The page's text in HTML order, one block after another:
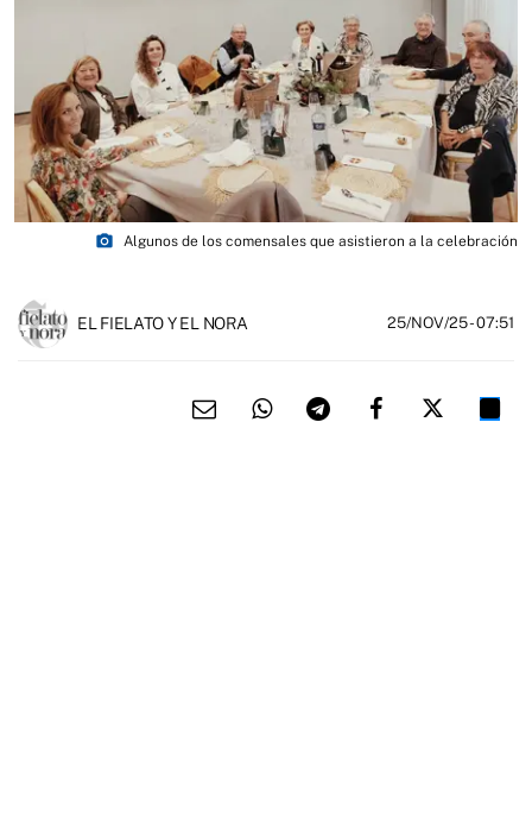
photo_camera Algunos de los comensales que asistieron a la celebración
EL FIELATO Y EL NORA 25/NOV/25- 07:51